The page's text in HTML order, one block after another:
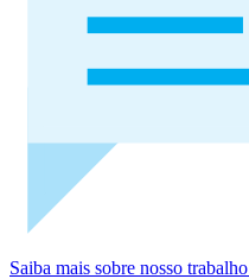
Saiba mais sobre nosso trabalho